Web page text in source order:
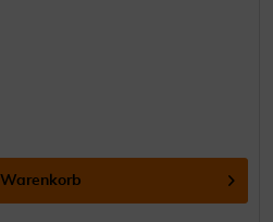
Warenkorb